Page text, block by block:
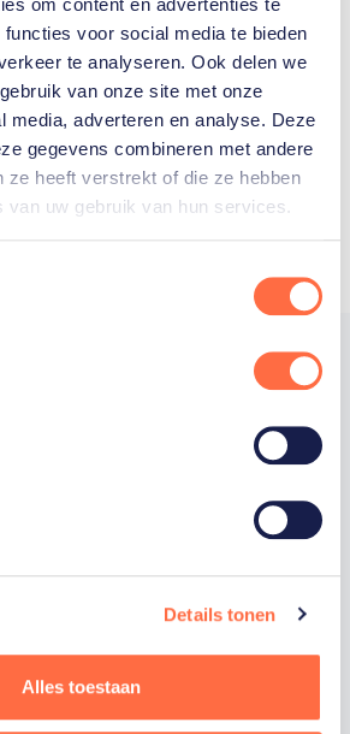
voor social media te bieden
te analyseren. Ook delen we
van onze site met onze
media, adverteren en analyse. Deze
gegevens combineren met andere
ze heeft verstrekt of die ze hebben
van uw gebruik van hun services.
Details tonen
Alles toestaan
hebben er
aan de
Spelen?
hoofdsponsor
is trotse hoofdsponsor van
land van de wereld maken.